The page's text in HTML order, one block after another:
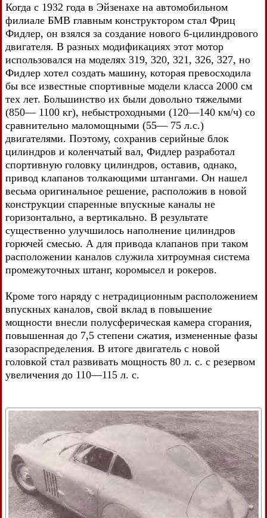
Когда с 1932 года в Эйзенахе на автомобильном
филиале БМВ главным конструктором стал Фриц
Фидлер, он взялся за создание нового 6-цилиндрового
двигателя. В разных модификациях этот мотор
использовался на моделях 319, 320, 321, 326, 327, но
Фидлер хотел создать машину, которая превосходила
бы все известные спортивные модели класса 2000 см
тех лет. Большинство их были довольно тяжелыми
(850— 1100 кг), небыстроходными (120—140 км/ч) со
сравнительно маломощными (55— 75 л.с.)
двигателями. Поэтому, сохранив серийные блок
цилиндров и коленчатый вал, Фидлер разработал
спортивную головку цилиндров, оставив, однако,
привод клапанов толкающими штангами. Он нашел
весьма оригинальное решение, расположив в новой
конструкции спаренные впускные каналы не
горизонтально, а вертикально. В результате
существенно улучшилось наполнение цилиндров
горючей смесью. А для привода клапанов при таком
расположении каналов служила хитроумная система
промежуточных штанг, коромысел и рокеров.
Кроме того наряду с нетрадиционным расположением
впускных каналов, свой вклад в повышение
мощности внесли полусферическая камера сгорания,
повышенная до 7,5 степени сжатия, измененные фазы
газораспределения. В итоге двигатель с новой
головкой стал развивать мощность 80 л. с. с резервом
увеличения до 110—115 л. с.